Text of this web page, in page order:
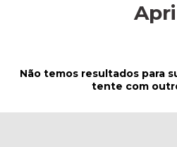
Não temos resultados para
tente com